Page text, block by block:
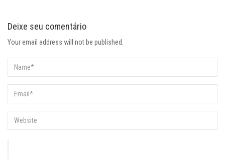
Deixe seu comentário
Your email address will not be published.